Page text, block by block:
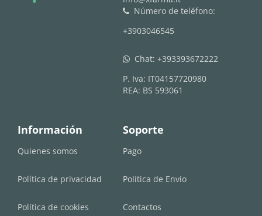
phone
Número de teléfono:
+3903046545
whatsapp Chat: +393393672222
P. Iva: IT04157720980
REA: BS 593061
Información
Quienes somos
Política de privacidad
Política de cookies
Soporte
Pago
Política de Envío
Contactos